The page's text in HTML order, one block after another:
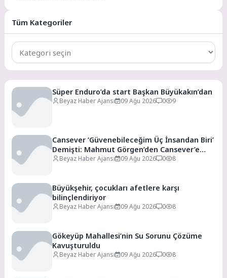
güvenli yaşam...
Tüm Kategoriler
Tüm
Kategoriler
Süper Enduro’da start Başkan Büyükakın’dan
Beyaz Haber Ajansı 09 Ağu 2026 0 9
Cansever ‘Güvenebileceğim Üç İnsandan Biri’
Demişti: Mahmut Görgen’den Cansever’e
Duygusal Veda
Beyaz Haber Ajansı 09 Ağu 2026 0 8
Büyükşehir, çocukları afetlere karşı
bilinçlendiriyor
Beyaz Haber Ajansı 09 Ağu 2026 0 8
Gökeyüp Mahallesi’nin Su Sorunu Çözüme
Kavuşturuldu
Beyaz Haber Ajansı 09 Ağu 2026 0 8